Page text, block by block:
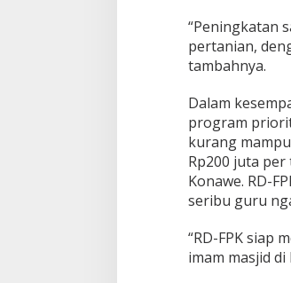
“Peningkatan
pertanian,
tambahnya.
Dalam
program
kurang
Rp200 juta
Konawe. RD-
seribu guru
“RD-FPK siap
imam masjid di